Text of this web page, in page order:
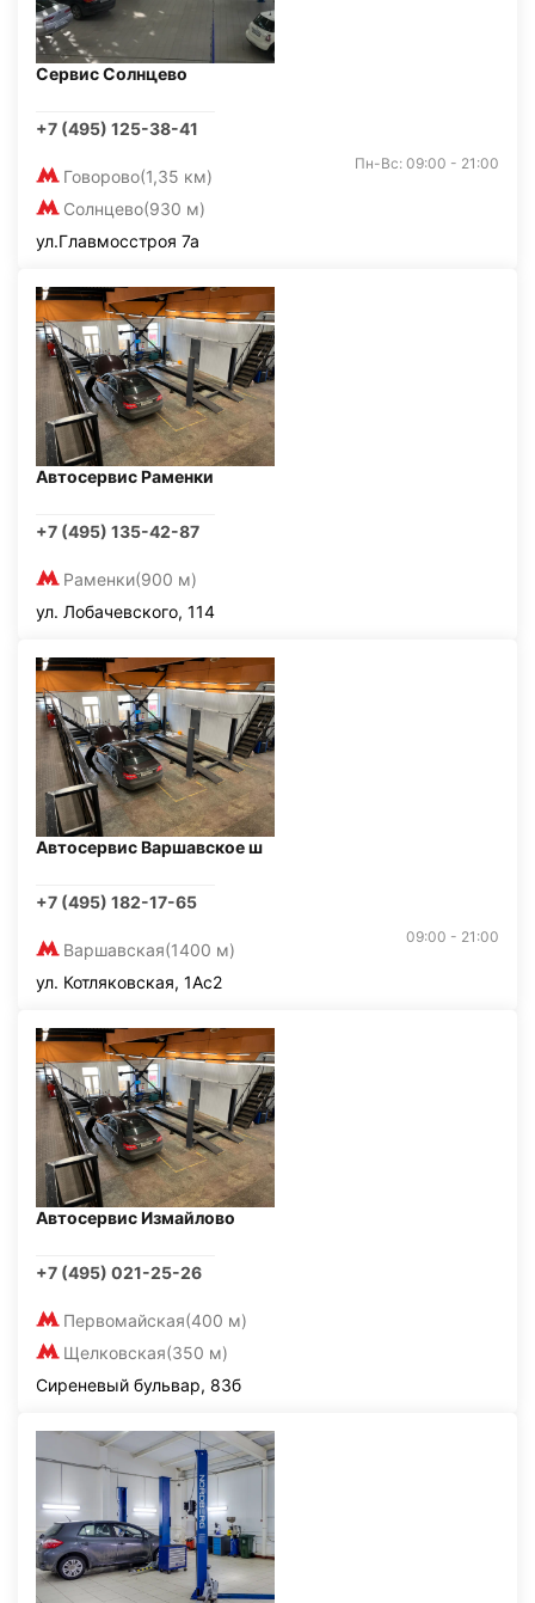
Сервис Солнцево
+7 (495) 125-38-41
Говорово(1,35 км)
Солнцево(930 м)
Пн-Вс: 09:00 - 21:00
ул.Главмосстроя 7а
Автосервис Раменки
+7 (495) 135-42-87
Раменки(900 м)
ул. Лобачевского, 114
Автосервис Варшавское ш
+7 (495) 182-17-65
Варшавская(1400 м)
09:00 - 21:00
ул. Котляковская, 1Ас2
Автосервис Измайлово
+7 (495) 021-25-26
Первомайская(400 м)
Щелковская(350 м)
Сиреневый бульвар, 83б